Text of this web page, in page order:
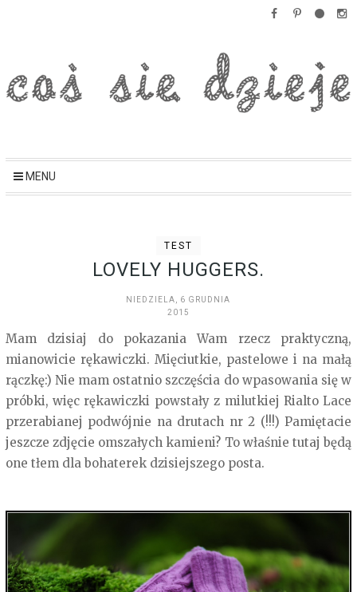
MENU
TEST
LOVELY HUGGERS.
NIEDZIELA, 6 GRUDNIA
2015
Mam dzisiaj do pokazania Wam rzecz praktyczną,
mianowicie rękawiczki. Mięciutkie, pastelowe i na małą
rączkę:) Nie mam ostatnio szczęścia do wpasowania się w
próbki, więc rękawiczki powstały z milutkiej Rialto Lace
przerabianej podwójnie na drutach nr 2 (!!!) Pamiętacie
jeszcze zdjęcie omszałych kamieni? To właśnie tutaj będą
one tłem dla bohaterek dzisiejszego posta.